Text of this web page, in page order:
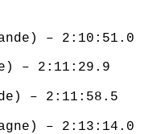
– 2:10:51.0
– 2:11:29.9
– 2:11:58.5
– 2:13:14.0